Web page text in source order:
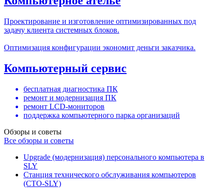
Проектирование и изготовление оптимизированных под
задачу клиента системных блоков.
Оптимизация конфигурации экономит деньги заказчика.
Компьютерный сервис
бесплатная диагностика ПК
ремонт и модернизация ПК
ремонт LCD-мониторов
поддержка компьютерного парка организаций
Обзоры и советы
Все обзоры и советы
Upgrade (модернизация) персонального компьютера в
SLY
Станция технического обслуживания компьютеров
(СТО-SLY)